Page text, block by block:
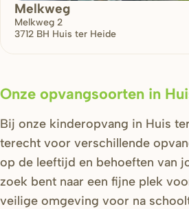
Melkweg
Melkweg 2
3712 BH Huis ter Heide
Onze opvangsoorten in
Bij onze kinderopvang in Huis
terecht voor verschillende
op de leeftijd en behoeften van
zoek bent naar een fijne plek
veilige omgeving voor na